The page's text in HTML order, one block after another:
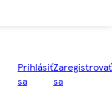
Prihlásiť
sa
Zaregistrovať
sa